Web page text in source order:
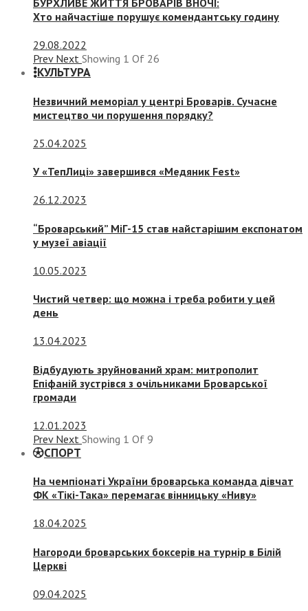
БУРХЛИВЕ ЖИТТЯ БРОВАРІВ ВНОЧІ:
Хто найчастіше порушує комендантську годину
29.08.2022
Prev Next Showing 1 Of 26
КУЛЬТУРА
Незвичний меморіал у центрі Броварів. Сучасне
мистецтво чи порушення порядку?
25.04.2025
У «ТепЛиці» завершився «Медяник Fest»
26.12.2023
“Броварський” МіГ-15 став найстарішим експонатом
у музеї авіації
10.05.2023
Чистий четвер: що можна і треба робити у цей
день
13.04.2023
Відбудують зруйнований храм: митрополит
Епіфаній зустрівся з очільниками Броварської
громади
12.01.2023
Prev Next Showing 1 Of 9
СПОРТ
На чемпіонаті України броварська команда дівчат
ФК «Тікі-Така» перемагає вінницьку «Ниву»
18.04.2025
Нагороди броварських боксерів на турнір в Білій
Церкві
09.04.2025